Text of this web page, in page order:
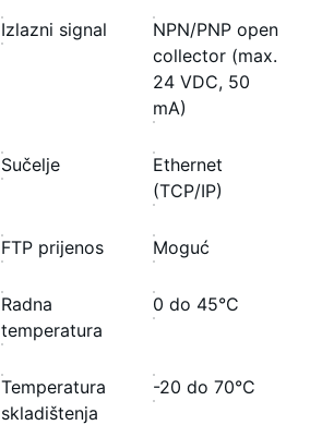
Izlazni signal
NPN/PNP open
collector (max.
24 VDC, 50
mA)
Sučelje
Ethernet
(TCP/IP)
FTP prijenos Moguć
Radna
temperatura
0 do 45°C
Temperatura
skladištenja
-20 do 70°C